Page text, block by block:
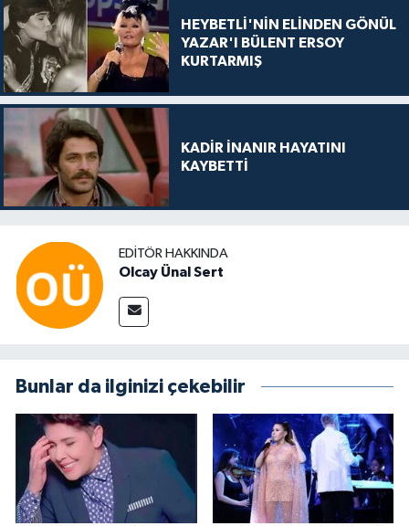
HEYBETLİ'NİN ELİNDEN GÖNÜL
YAZAR'I BÜLENT ERSOY
KURTARMIŞ
KADİR İNANIR HAYATINI
KAYBETTİ
EDITÖR HAKKINDA
Olcay Ünal Sert
Bunlar da ilginizi çekebilir